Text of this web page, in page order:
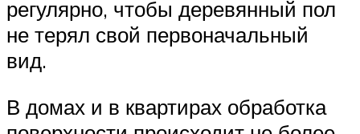
регулярно, чтобы деревянный пол
не терял свой первоначальный
вид.
В домах и в квартирах обработка